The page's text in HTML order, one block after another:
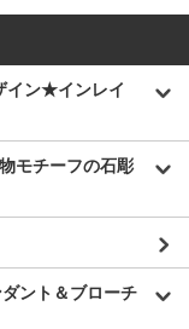
イン★インレイ
モチーフの石彫
ント＆ブローチ